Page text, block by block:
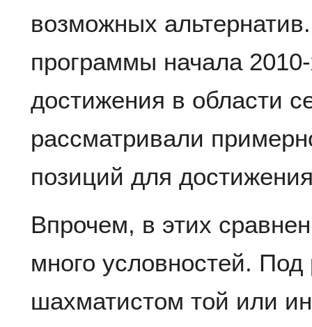
возможных
программы начала
достижения в области
рассматривали
позиций для
Впрочем, в этих
много условностей.
шахматистом той или